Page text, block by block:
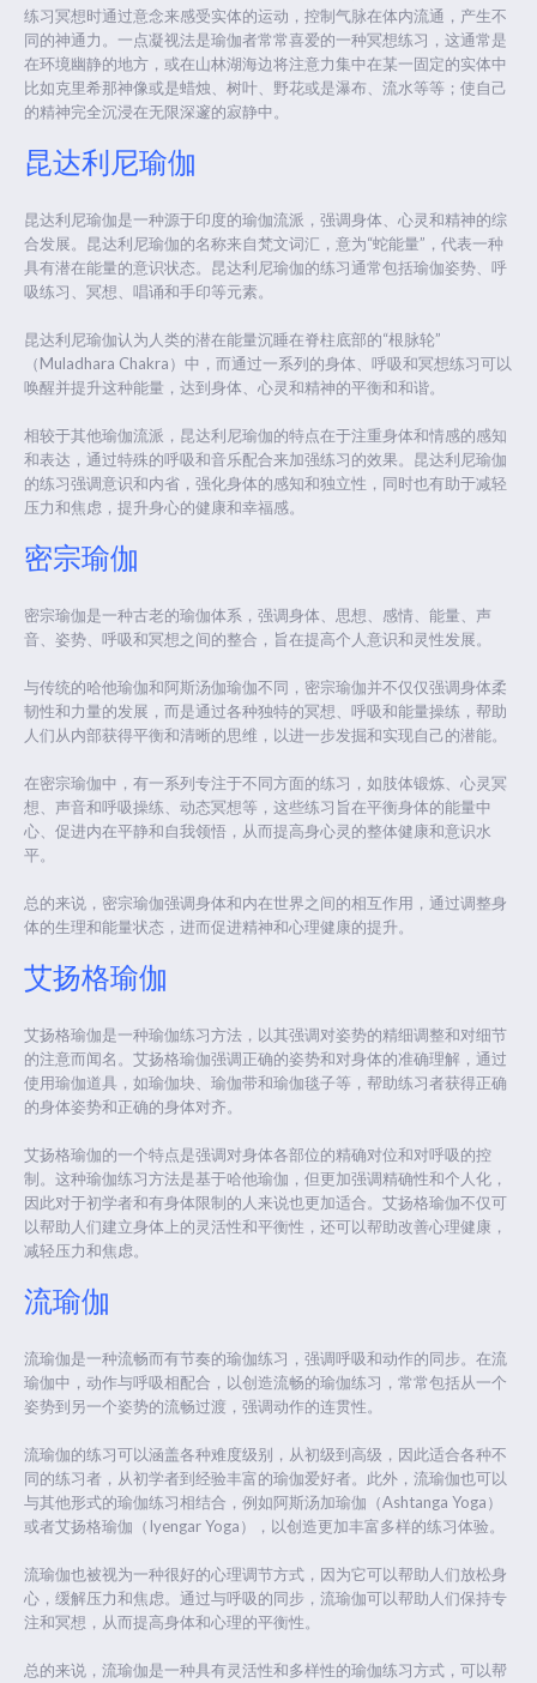
练习冥想时通过意念来感受实体的运动，控制气脉在体内流通，产生不
同的神通力。一点凝视法是瑜伽者常常喜爱的一种冥想练习，这通常是
在环境幽静的地方，或在山林湖海边将注意力集中在某一固定的实体中
比如克里希那神像或是蜡烛、树叶、野花或是瀑布、流水等等；使自己
的精神完全沉浸在无限深邃的寂静中。
昆达利尼瑜伽
昆达利尼瑜伽是一种源于印度的瑜伽流派，强调身体、心灵和精神的综
合发展。昆达利尼瑜伽的名称来自梵文词汇，意为“蛇能量”，代表一种
具有潜在能量的意识状态。昆达利尼瑜伽的练习通常包括瑜伽姿势、呼
吸练习、冥想、唱诵和手印等元素。
昆达利尼瑜伽认为人类的潜在能量沉睡在脊柱底部的“根脉轮”
（Muladhara Chakra）中，而通过一系列的身体、呼吸和冥想练习可以
唤醒并提升这种能量，达到身体、心灵和精神的平衡和和谐。
相较于其他瑜伽流派，昆达利尼瑜伽的特点在于注重身体和情感的感知
和表达，通过特殊的呼吸和音乐配合来加强练习的效果。昆达利尼瑜伽
的练习强调意识和内省，强化身体的感知和独立性，同时也有助于减轻
压力和焦虑，提升身心的健康和幸福感。
密宗瑜伽
密宗瑜伽是一种古老的瑜伽体系，强调身体、思想、感情、能量、声
音、姿势、呼吸和冥想之间的整合，旨在提高个人意识和灵性发展。
与传统的哈他瑜伽和阿斯汤伽瑜伽不同，密宗瑜伽并不仅仅强调身体柔
韧性和力量的发展，而是通过各种独特的冥想、呼吸和能量操练，帮助
人们从内部获得平衡和清晰的思维，以进一步发掘和实现自己的潜能。
在密宗瑜伽中，有一系列专注于不同方面的练习，如肢体锻炼、心灵冥
想、声音和呼吸操练、动态冥想等，这些练习旨在平衡身体的能量中
心、促进内在平静和自我领悟，从而提高身心灵的整体健康和意识水
平。
总的来说，密宗瑜伽强调身体和内在世界之间的相互作用，通过调整身
体的生理和能量状态，进而促进精神和心理健康的提升。
艾扬格瑜伽
艾扬格瑜伽是一种瑜伽练习方法，以其强调对姿势的精细调整和对细节
的注意而闻名。艾扬格瑜伽强调正确的姿势和对身体的准确理解，通过
使用瑜伽道具，如瑜伽块、瑜伽带和瑜伽毯子等，帮助练习者获得正确
的身体姿势和正确的身体对齐。
艾扬格瑜伽的一个特点是强调对身体各部位的精确对位和对呼吸的控
制。这种瑜伽练习方法是基于哈他瑜伽，但更加强调精确性和个人化，
因此对于初学者和有身体限制的人来说也更加适合。艾扬格瑜伽不仅可
以帮助人们建立身体上的灵活性和平衡性，还可以帮助改善心理健康，
减轻压力和焦虑。
流瑜伽
流瑜伽是一种流畅而有节奏的瑜伽练习，强调呼吸和动作的同步。在流
瑜伽中，动作与呼吸相配合，以创造流畅的瑜伽练习，常常包括从一个
姿势到另一个姿势的流畅过渡，强调动作的连贯性。
流瑜伽的练习可以涵盖各种难度级别，从初级到高级，因此适合各种不
同的练习者，从初学者到经验丰富的瑜伽爱好者。此外，流瑜伽也可以
与其他形式的瑜伽练习相结合，例如阿斯汤加瑜伽（Ashtanga Yoga）
或者艾扬格瑜伽（Iyengar Yoga），以创造更加丰富多样的练习体验。
流瑜伽也被视为一种很好的心理调节方式，因为它可以帮助人们放松身
心，缓解压力和焦虑。通过与呼吸的同步，流瑜伽可以帮助人们保持专
注和冥想，从而提高身体和心理的平衡性。
总的来说，流瑜伽是一种具有灵活性和多样性的瑜伽练习方式，可以帮